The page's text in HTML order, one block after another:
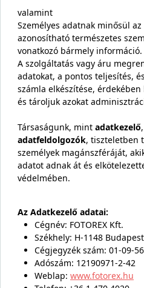
valamint
Személyes adatnak minősül
azonosítható természetes
vonatkozó bármely információ.
A szolgáltatás vagy áru
adatokat, a pontos teljesítés,
számla elkészítése,
és tároljuk azokat
Társaságunk, mint adatkezelő
adatfeldolgozók, tiszteletben
személyek magánszféráját,
adatot adnak át és
védelmében.
Az Adatkezelő adatai:
Cégnév: FOTOREX Kft.
Székhely: H-1148
Cégjegyzék szám: 01-09-
Adószám: 12190971-2-42
Weblap: www.fotorex.hu